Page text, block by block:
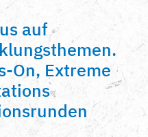
auf
On, Extreme